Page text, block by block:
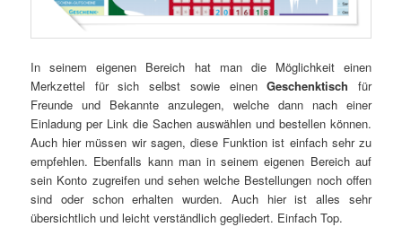
In seinem eigenen Bereich hat man die Möglichkeit einen
Merkzettel für sich selbst sowie einenGeschenktisch für
Freunde und Bekannte anzulegen, welche dann nach einer
Einladung per Link die Sachen auswählen und bestellen können.
Auch hier müssen wir sagen, diese Funktion ist einfach sehr zu
empfehlen. Ebenfalls kann man in seinem eigenen Bereich auf
sein Konto zugreifen und sehen welche Bestellungen noch offen
sind oder schon erhalten wurden. Auch hier ist alles sehr
übersichtlich und leicht verständlich gegliedert. Einfach Top.